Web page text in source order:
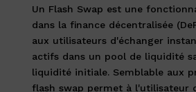
Un Flash Swap est une
dans la finance décentralisée
aux utilisateurs d'échanger
actifs dans un pool de liquidité
liquidité initiale. Semblable aux
flash swap permet à l'utilisateur